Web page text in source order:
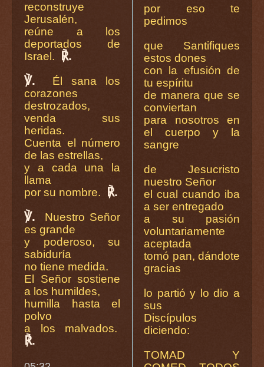
reconstruye
Jerusalén,
reúne a los
deportados de
Israel.
℟.
℣.
Él sana los
corazones
destrozados,
venda sus
heridas.
Cuenta el número
de las estrellas,
y a cada una la
llama
por su nombre.
℟.
℣.
Nuestro Señor
es grande
y poderoso, su
sabiduría
no tiene medida.
El Señor sostiene
a los humildes,
humilla hasta el
polvo
a los malvados.
℟.
por eso te
pedimos
que Santifiques
estos dones
con la efusión de
tu espíritu
de manera que se
conviertan
para nosotros en
el cuerpo y la
sangre
de Jesucristo
nuestro Señor
el cual cuando iba
a ser entregado
a su pasión
voluntariamente
aceptada
tomó pan, dándote
gracias
lo partió y lo dio a
sus
Discípulos
diciendo:
TOMAD Y